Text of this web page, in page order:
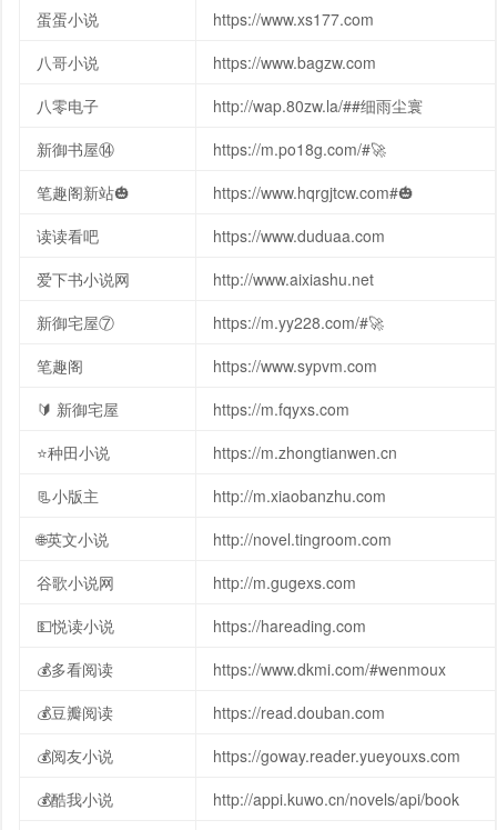
蛋蛋小说
https://www.xs177.com
八哥小说
https://www.bagzw.com
八零电子
http://wap.80zw.la/##细雨尘寰
新御书屋⑭
https://m.po18g.com/#🚀
笔趣阁新站🎃
https://www.hqrgjtcw.com#🎃
读读看吧
https://www.duduaa.com
爱下书小说网
http://www.aixiashu.net
新御宅屋⑦
https://m.yy228.com/#🚀
笔趣阁
https://www.sypvm.com
🔰 新御宅屋
https://m.fqyxs.com
⭐️种田小说
https://m.zhongtianwen.cn
📃小版主
http://m.xiaobanzhu.com
🌐英文小说
http://novel.tingroom.com
谷歌小说网
http://m.gugexs.com
💵悦读小说
https://hareading.com
💰多看阅读
https://www.dkmi.com/#wenmoux
💰豆瓣阅读
https://read.douban.com
💰阅友小说
https://goway.reader.yueyouxs.com
💰酷我小说
http://appi.kuwo.cn/novels/api/book